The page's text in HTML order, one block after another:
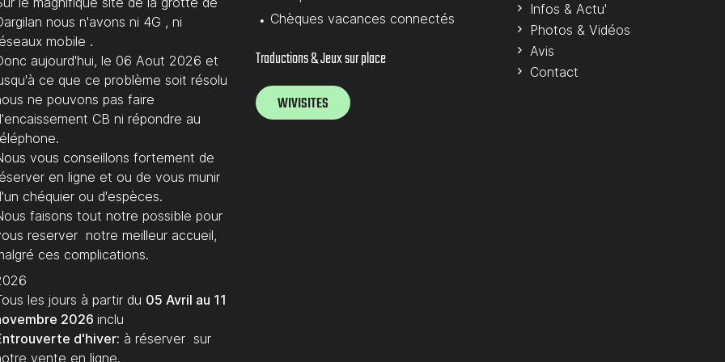
nous n'avons ni 4G , ni
mobile .
aujourd'hui, le 06 Aout 2026 et
ce que ce problème soit résolu
ne pouvons pas faire
CB ni répondre au
vous conseillons fortement de
en ligne et ou de vous munir
chéquier ou d'espèces.
faisons tout notre possible pour
reserver notre meilleur accueil,
ces complications.
les jours à partir du 05 Avril au 11
2026 inclu
d'hiver: à réserver sur
vente en ligne.
Chèques vacances connectés
Traductions & Jeux sur place
WIVISITES
Infos & Actu'
Photos & Vidéos
Avis
Contact